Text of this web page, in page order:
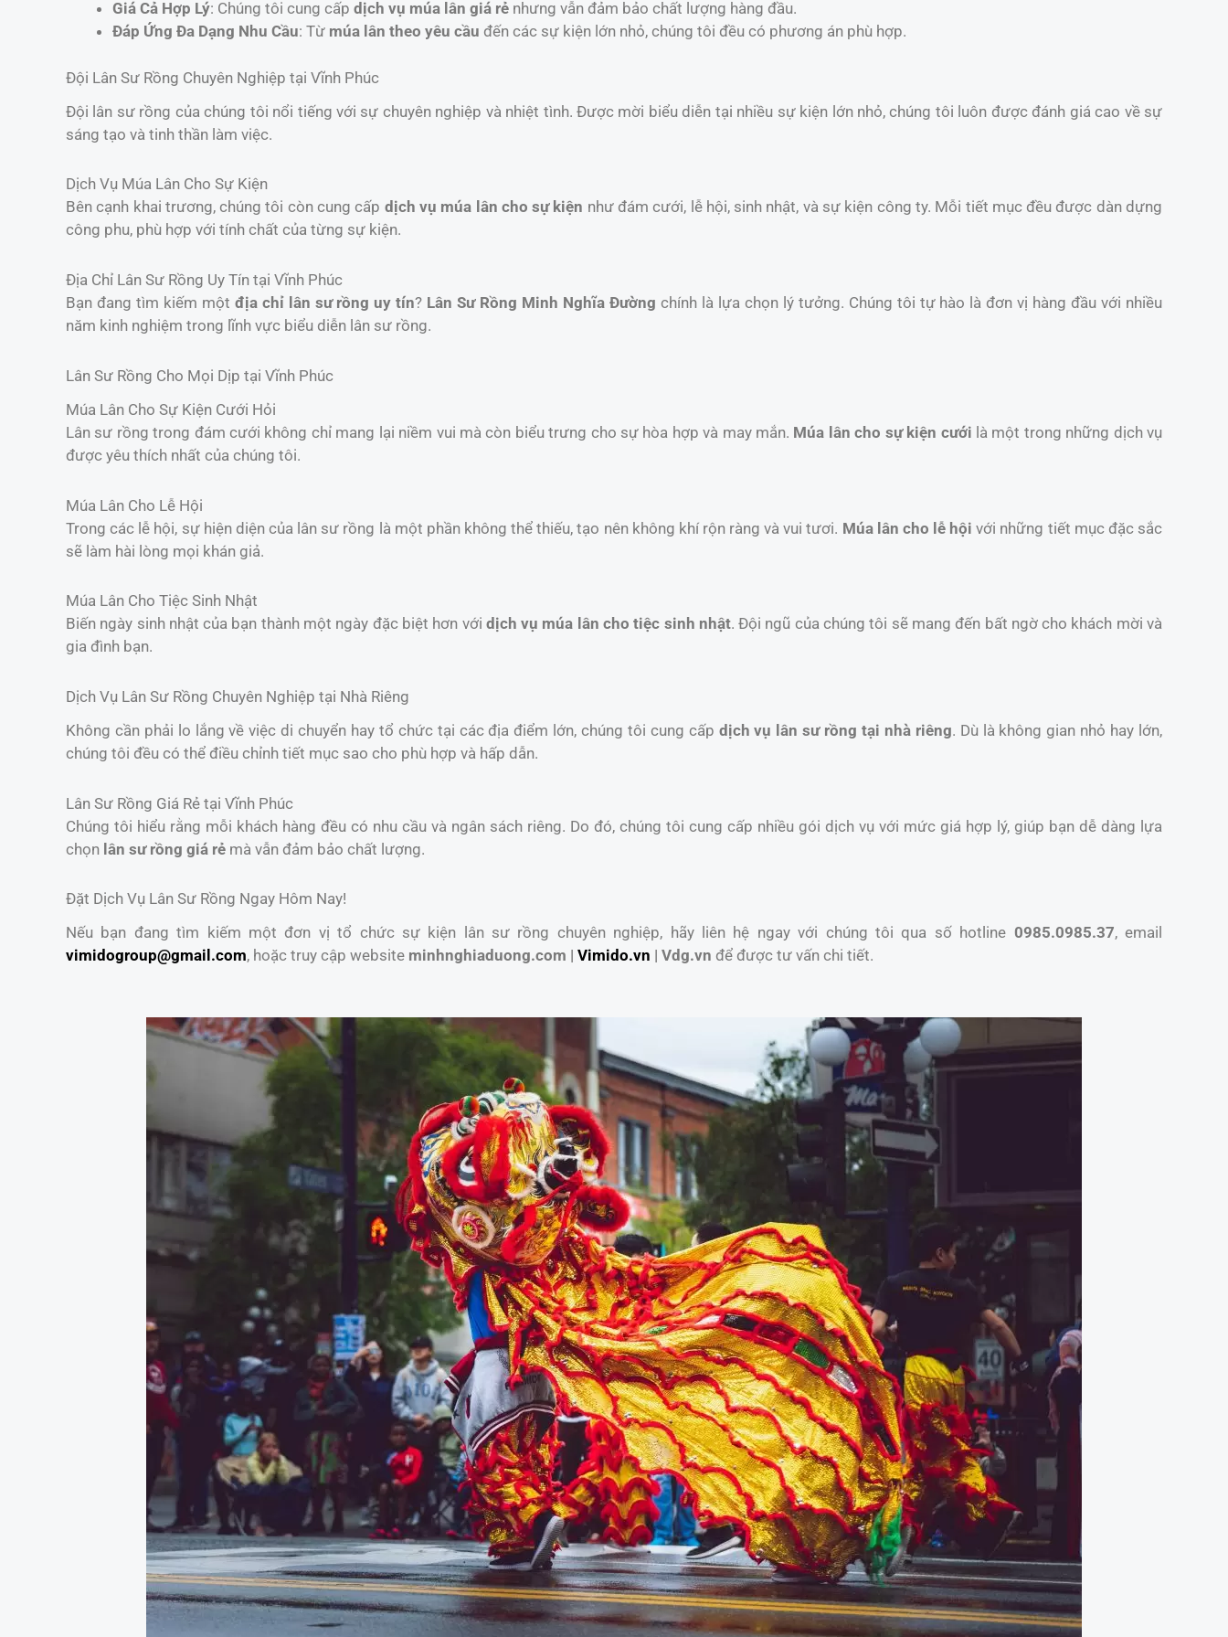
Giá Cả Hợp Lý: Chúng tôi cung cấp dịch vụ múa lân giá rẻ nhưng vẫn đảm bảo chất lượng hàng đầu.
Đáp Ứng Đa Dạng Nhu Cầu: Từ múa lân theo yêu cầu đến các sự kiện lớn nhỏ, chúng tôi đều có phương án phù hợp.
Đội Lân Sư Rồng Chuyên Nghiệp tại Vĩnh Phúc
Đội lân sư rồng của chúng tôi nổi tiếng với sự chuyên nghiệp và nhiệt tình. Được mời biểu diễn tại nhiều sự kiện lớn nhỏ, chúng tôi luôn được đánh giá cao về sự
sáng tạo và tinh thần làm việc.
Dịch Vụ Múa Lân Cho Sự Kiện
Bên cạnh khai trương, chúng tôi còn cung cấp dịch vụ múa lân cho sự kiện như đám cưới, lễ hội, sinh nhật, và sự kiện công ty. Mỗi tiết mục đều được dàn dựng
công phu, phù hợp với tính chất của từng sự kiện.
Địa Chỉ Lân Sư Rồng Uy Tín tại Vĩnh Phúc
Bạn đang tìm kiếm một địa chỉ lân sư rồng uy tín? Lân Sư Rồng Minh Nghĩa Đường chính là lựa chọn lý tưởng. Chúng tôi tự hào là đơn vị hàng đầu với nhiều
năm kinh nghiệm trong lĩnh vực biểu diễn lân sư rồng.
Lân Sư Rồng Cho Mọi Dịp tại Vĩnh Phúc
Múa Lân Cho Sự Kiện Cưới Hỏi
Lân sư rồng trong đám cưới không chỉ mang lại niềm vui mà còn biểu trưng cho sự hòa hợp và may mắn. Múa lân cho sự kiện cưới là một trong những dịch vụ
được yêu thích nhất của chúng tôi.
Múa Lân Cho Lễ Hội
Trong các lễ hội, sự hiện diện của lân sư rồng là một phần không thể thiếu, tạo nên không khí rộn ràng và vui tươi. Múa lân cho lễ hội với những tiết mục đặc sắc
sẽ làm hài lòng mọi khán giả.
Múa Lân Cho Tiệc Sinh Nhật
Biến ngày sinh nhật của bạn thành một ngày đặc biệt hơn với dịch vụ múa lân cho tiệc sinh nhật. Đội ngũ của chúng tôi sẽ mang đến bất ngờ cho khách mời và
gia đình bạn.
Dịch Vụ Lân Sư Rồng Chuyên Nghiệp tại Nhà Riêng
Không cần phải lo lắng về việc di chuyển hay tổ chức tại các địa điểm lớn, chúng tôi cung cấp dịch vụ lân sư rồng tại nhà riêng. Dù là không gian nhỏ hay lớn,
chúng tôi đều có thể điều chỉnh tiết mục sao cho phù hợp và hấp dẫn.
Lân Sư Rồng Giá Rẻ tại Vĩnh Phúc
Chúng tôi hiểu rằng mỗi khách hàng đều có nhu cầu và ngân sách riêng. Do đó, chúng tôi cung cấp nhiều gói dịch vụ với mức giá hợp lý, giúp bạn dễ dàng lựa
chọn lân sư rồng giá rẻ mà vẫn đảm bảo chất lượng.
Đặt Dịch Vụ Lân Sư Rồng Ngay Hôm Nay!
Nếu bạn đang tìm kiếm một đơn vị tổ chức sự kiện lân sư rồng chuyên nghiệp, hãy liên hệ ngay với chúng tôi qua số hotline 0985.0985.37, email
vimidogroup@gmail.com, hoặc truy cập website minhnghiaduong.com | Vimido.vn | Vdg.vn để được tư vấn chi tiết.